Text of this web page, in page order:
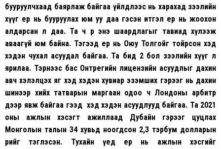
бууруулчхаад баярлаж байгаа үйлдлээс нь харахад зээлийн
хүүг ер нь бууруулах юм уу даа гэсэн итгэл ер нь жоохон
алдарсан л даа. Та ч өөрөө энэ шаардлагыг тавиад хүлээж
аваагүй юм байна. Тэгээд ер нь Оюу Толгойг тойрсон хэд
хэдэн чухал асуудал байгаа. Та бид 2 бол зээлийн хүүг л
ярилаа. Тэрнээс бас Онтрегийн лицензийн асуудлыг дахин
авч хэлэлцэх яг хэд хэдэн хувиар эзэмших гэрээг нь дахин
шинээр хийх татварын маргаан одоо ч Лондоны арбитр
дээр явж байгаа гээд хэд хэдэн асуудлууд байгаа. Та 2021
оны ажлын хэсэгт ажиллаад Дубайн гэрээг цуцлах
Монголын талын 34 хувьд ноогдсон 2,3 тэрбум долларын
өрийг тэглэсэн. Тухайн үед ер нь ажлын хэсгийг